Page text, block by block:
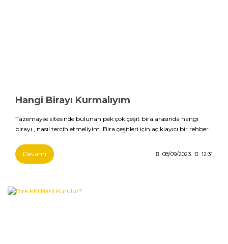
Hangi Birayı Kurmalıyım
Tazemayse sitesinde bulunan pek çok çeşit bira arasında hangi
birayı , nasıl tercih etmeliyim. Bira çeşitleri için açıklayıcı bir rehber
Devamı 08/09/2023 12:31